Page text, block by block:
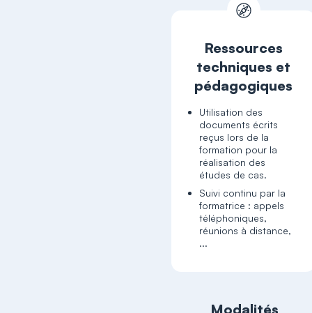
Ressources
techniques et
pédagogiques
Utilisation des
documents écrits
reçus lors de la
formation pour la
réalisation des
études de cas.
Suivi continu par la
formatrice : appels
téléphoniques,
réunions à distance,
...
Modalités